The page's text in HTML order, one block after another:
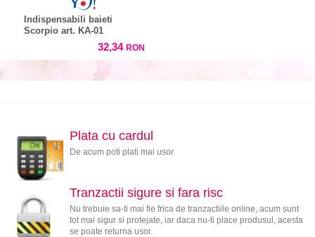
Indispensabili baieti
Scorpio art. KA-01
32,34 RON
Plata cu cardul
De acum poti plati mai usor
Tranzactii sigure si fara risc
Nu trebuie sa-ti mai fie frica de tranzactiile online, acum sunt
tot mai sigur si protejate, iar daca nu-ti place produsul, acesta
se poate returna usor.